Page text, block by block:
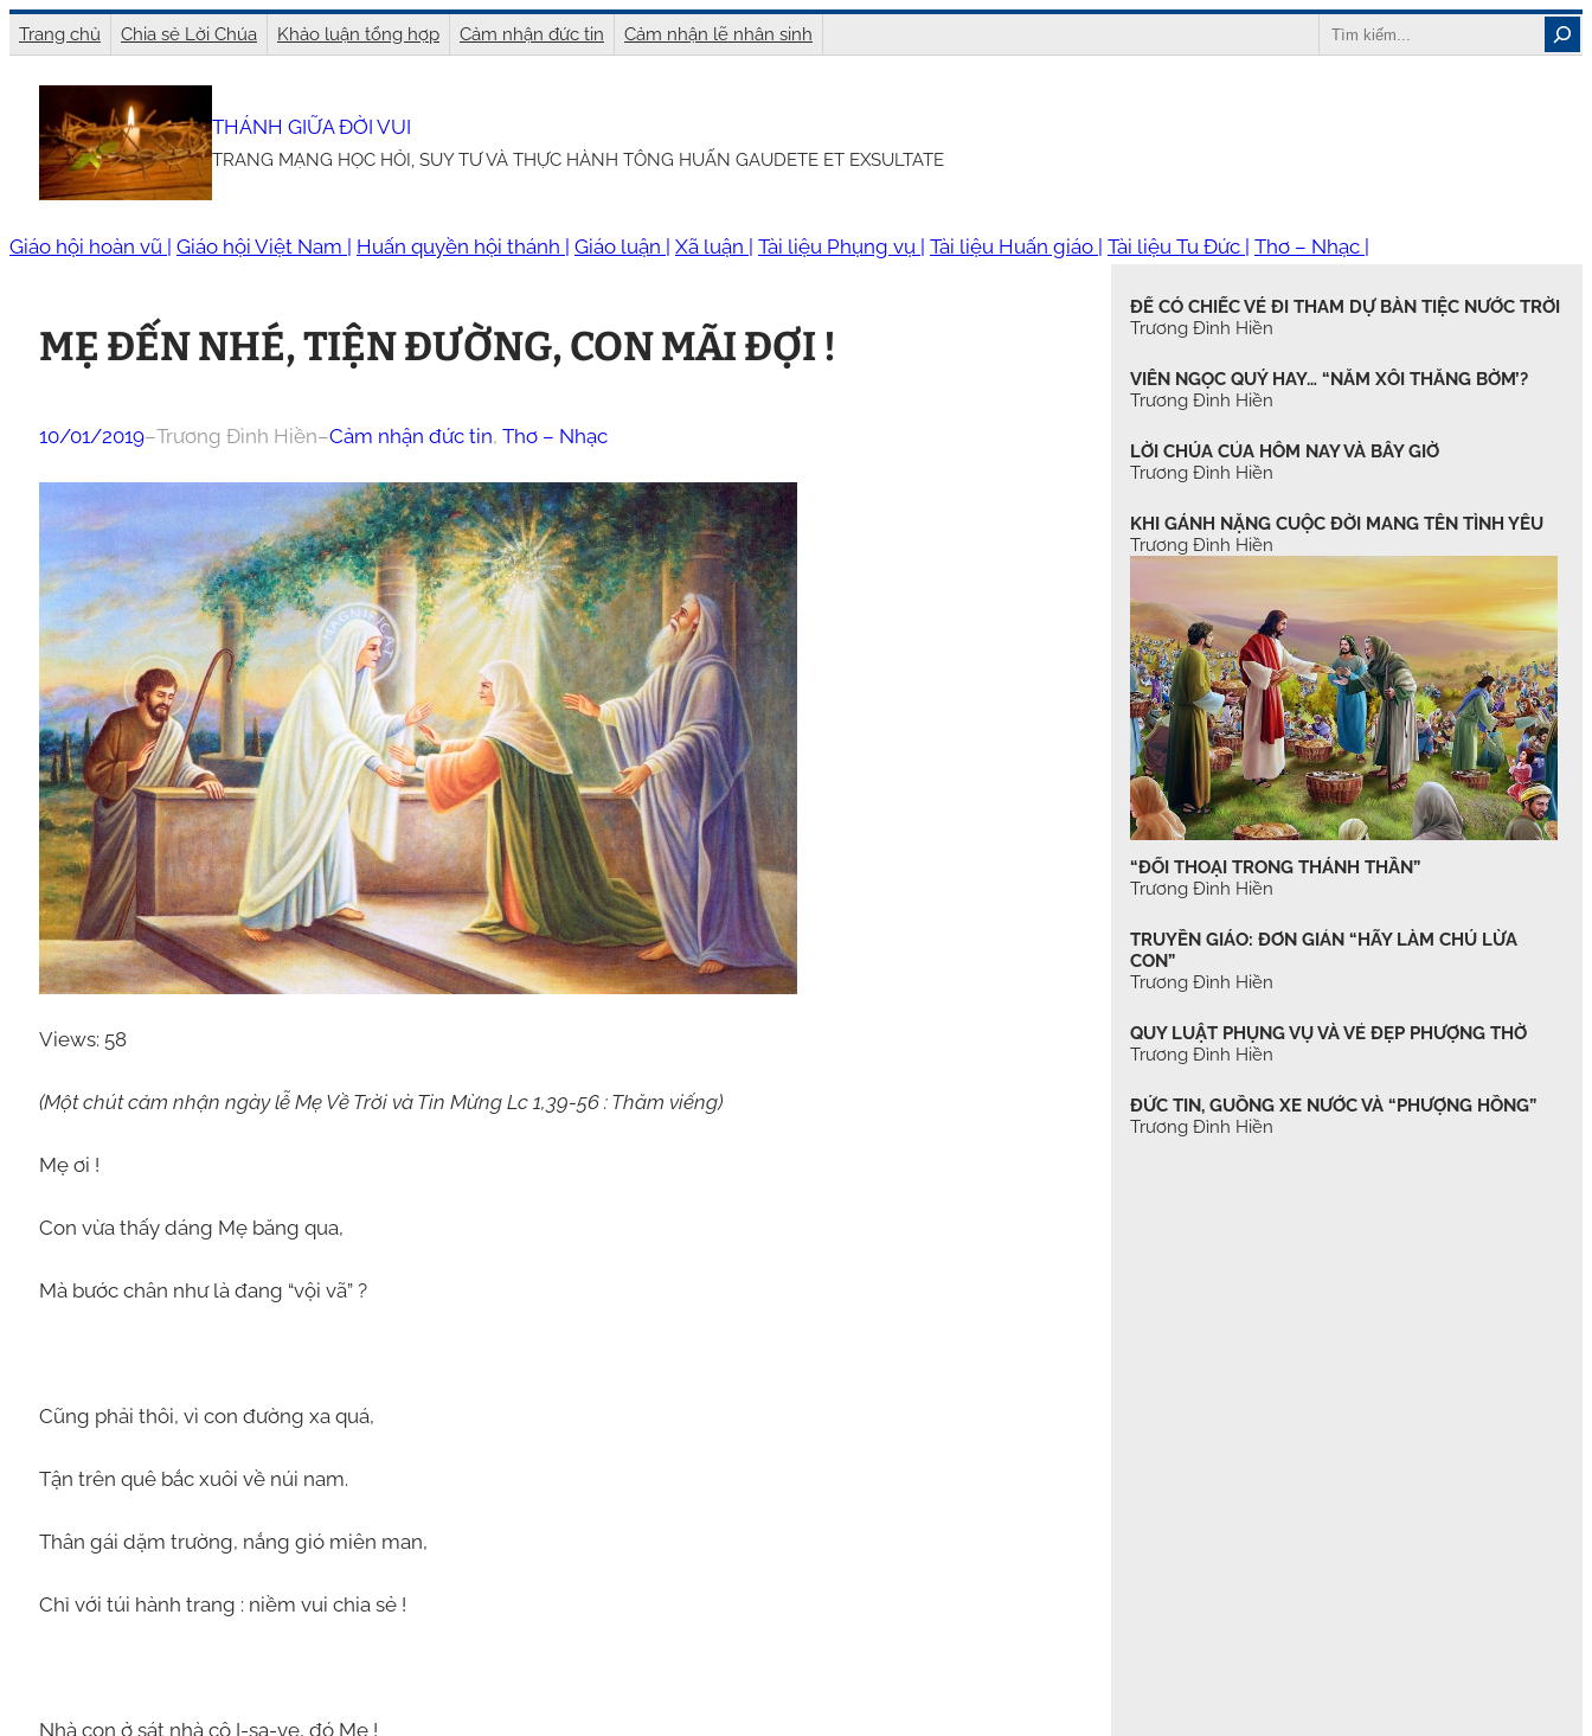
Chuyển
đến
dung
Trang chủ Chia sẻ Lời Chúa Khảo luận tổng hợp Cảm nhận đức tin Cảm nhận lẽ nhân sinh Search
THÁNH GIỮA ĐỜI VUI
TRANG MẠNG HỌC HỎI, SUY TƯ VÀ THỰC HÀNH TÔNG HUẤN GAUDETE ET EXSULTATE
Giáo hội hoàn vũ | Giáo hội Việt Nam | Huấn quyền hội thánh | Giáo luận | Xã luận | Tài liệu Phụng vụ | Tài liệu Huấn giáo | Tài liệu Tu Đức | Thơ – Nhạc |
MẸ ĐẾN NHÉ, TIỆN ĐƯỜNG, CON MÃI ĐỢI !
10/01/2019–Trương Đình Hiền–Cảm nhận đức tin, Thơ – Nhạc
Views: 58
(Một chút cảm nhận ngày lễ Mẹ Về Trời và Tin Mừng Lc 1,39-56 : Thăm viếng)
Mẹ ơi !
Con vừa thấy dáng Mẹ băng qua,
Mà bước chân như là đang “vội vã” ?
Cũng phải thôi, vì con đường xa quá,
Tận trên quê bắc xuôi về núi nam.
Thân gái dặm trường, nắng gió miên man,
Chỉ với túi hành trang : niềm vui chia sẻ !
Nhà con ở sát nhà cô I-sa-ve, đó Mẹ !
ĐỂ CÓ CHIẾC VÉ ĐI THAM DỰ BÀN TIỆC NƯỚC TRỜI
Trương Đình Hiền
VIÊN NGỌC QUÝ HAY… “NẮM XÔI THẰNG BỜM’?
Trương Đình Hiền
LỜI CHÚA CỦA HÔM NAY VÀ BÂY GIỜ
Trương Đình Hiền
KHI GÁNH NẶNG CUỘC ĐỜI MANG TÊN TÌNH YÊU
Trương Đình Hiền
“ĐỐI THOẠI TRONG THÁNH THẦN”
Trương Đình Hiền
TRUYỀN GIÁO: ĐƠN GIẢN “HÃY LÀM CHÚ LỪA
CON”
Trương Đình Hiền
QUY LUẬT PHỤNG VỤ VÀ VẺ ĐẸP PHƯỢNG THỜ
Trương Đình Hiền
ĐỨC TIN, GUỒNG XE NƯỚC VÀ “PHƯỢNG HỒNG”
Trương Đình Hiền